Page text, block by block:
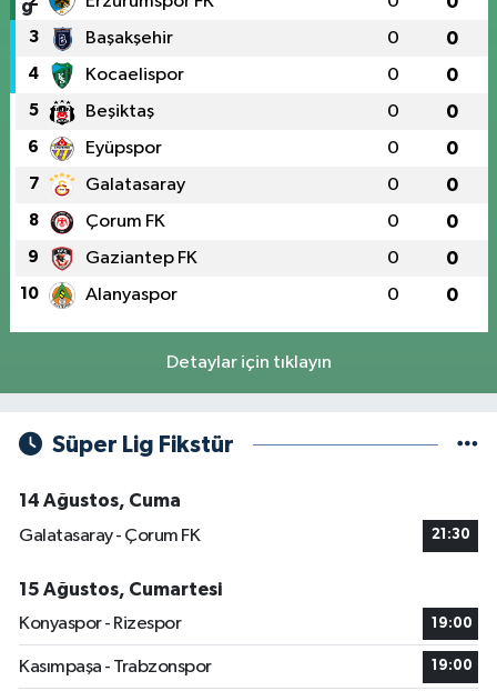
3 Başakşehir 0 0
4 Kocaelispor 0 0
5 Beşiktaş 0 0
6 Eyüpspor 0 0
7 Galatasaray 0 0
8 Çorum FK 0 0
9 Gaziantep FK 0 0
10 Alanyaspor 0 0
Detaylar için tıklayın
Süper Lig Fikstür
14 Ağustos, Cuma
Galatasaray - Çorum FK
21:30
15 Ağustos, Cumartesi
Konyaspor - Rizespor
19:00
Kasımpaşa - Trabzonspor 19:00